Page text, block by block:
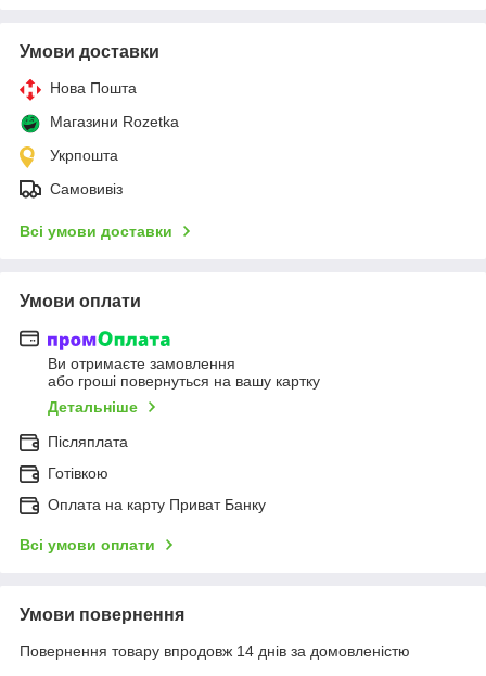
Умови доставки
Нова Пошта
Магазини Rozetka
Укрпошта
Самовивіз
Всі умови доставки
Умови оплати
Ви отримаєте замовлення
або гроші повернуться на вашу картку
Детальніше
Післяплата
Готівкою
Оплата на карту Приват Банку
Всі умови оплати
Умови повернення
Повернення товару впродовж 14 днів за домовленістю